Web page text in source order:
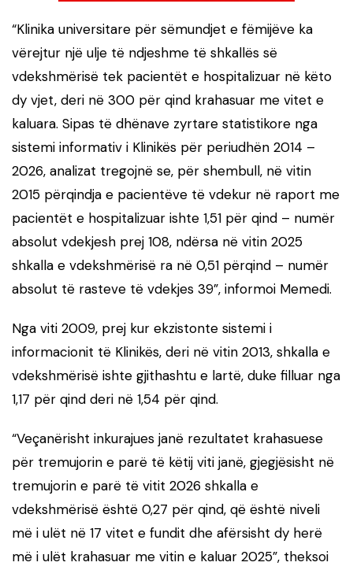
“Klinika universitare për sëmundjet e fëmijëve ka
vërejtur një ulje të ndjeshme të shkallës së
vdekshmërisë tek pacientët e hospitalizuar në këto
dy vjet, deri në 300 për qind krahasuar me vitet e
kaluara. Sipas të dhënave zyrtare statistikore nga
sistemi informativ i Klinikës për periudhën 2014 –
2026, analizat tregojnë se, për shembull, në vitin
2015 përqindja e pacientëve të vdekur në raport me
pacientët e hospitalizuar ishte 1,51 për qind – numër
absolut vdekjesh prej 108, ndërsa në vitin 2025
shkalla e vdekshmërisë ra në 0,51 përqind – numër
absolut të rasteve të vdekjes 39”, informoi Memedi.
Nga viti 2009, prej kur ekzistonte sistemi i
informacionit të Klinikës, deri në vitin 2013, shkalla e
vdekshmërisë ishte gjithashtu e lartë, duke filluar nga
1,17 për qind deri në 1,54 për qind.
“Veçanërisht inkurajues janë rezultatet krahasuese
për tremujorin e parë të këtij viti janë, gjegjësisht në
tremujorin e parë të vitit 2026 shkalla e
vdekshmërisë është 0,27 për qind, që është niveli
më i ulët në 17 vitet e fundit dhe afërsisht dy herë
më i ulët krahasuar me vitin e kaluar 2025”, theksoi